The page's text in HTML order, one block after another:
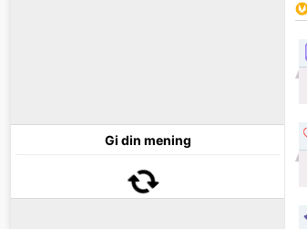
Gi din mening